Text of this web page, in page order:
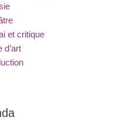
et critique
d’art